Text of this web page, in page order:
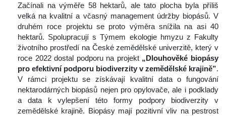
Začínali na výměře 58 hektarů, ale tato plocha byla příliš
velká na kvalitní a včasný management údržby biopásů. V
druhém roce projektu se proto výměra snížila na asi 40
hektarů. Spolupracují s Týmem ekologie hmyzu z Fakulty
životního prostředí na České zemědělské univerzitě, který v
roce 2022 dostal podporu na projekt „Dlouhověké biopásy
pro efektivní podporu biodiverzity v zemědělské krajině”.
V rámci projektu se získávají kvalitní data o fungování
nektarodárných biopásů nejen pro opylovače, ale i podklady
a data k vylepšení této formy podpory biodiverzity v
zemědělské krajině. Biopásy mají pozitivní vliv na pestrost